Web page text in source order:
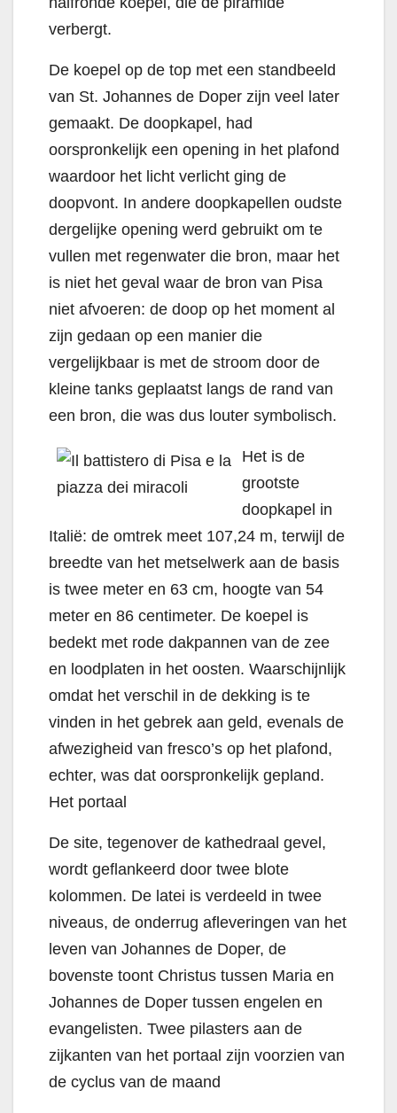
verbergt.
De koepel op de top met een standbeeld
van St. Johannes de Doper zijn veel later
gemaakt. De doopkapel, had
oorspronkelijk een opening in het plafond
waardoor het licht verlicht ging de
doopvont. In andere doopkapellen oudste
dergelijke opening werd gebruikt om te
vullen met regenwater die bron, maar het
is niet het geval waar de bron van Pisa
niet afvoeren: de doop op het moment al
zijn gedaan op een manier die
vergelijkbaar is met de stroom door de
kleine tanks geplaatst langs de rand van
een bron, die was dus louter symbolisch.
Het is de
grootste
doopkapel in
Italië: de omtrek meet 107,24 m, terwijl de
breedte van het metselwerk aan de basis
is twee meter en 63 cm, hoogte van 54
meter en 86 centimeter. De koepel is
bedekt met rode dakpannen van de zee
en loodplaten in het oosten. Waarschijnlijk
omdat het verschil in de dekking is te
vinden in het gebrek aan geld, evenals de
afwezigheid van fresco’s op het plafond,
echter, was dat oorspronkelijk gepland.
Het portaal
De site, tegenover de kathedraal gevel,
wordt geflankeerd door twee blote
kolommen. De latei is verdeeld in twee
niveaus, de onderrug afleveringen van het
leven van Johannes de Doper, de
bovenste toont Christus tussen Maria en
Johannes de Doper tussen engelen en
evangelisten. Twee pilasters aan de
zijkanten van het portaal zijn voorzien van
de cyclus van de maand